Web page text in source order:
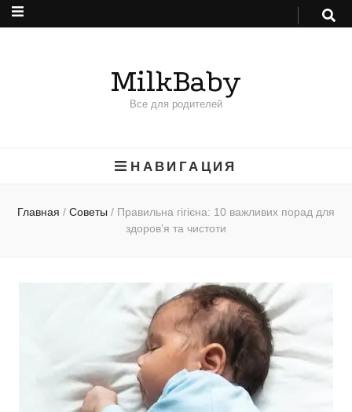
MilkBaby
Все для родителей
НАВИГАЦИЯ
Главная / Советы / Правильна гігієна: 10 важливих порад для
здоров’я та чистоти